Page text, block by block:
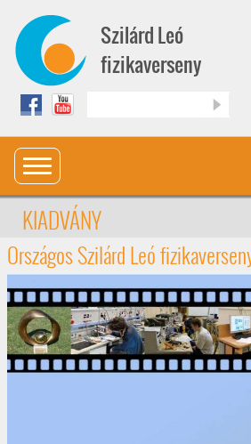
Szilárd Leó
fizikaverseny
KIADVÁNY
Országos Szilárd Leó